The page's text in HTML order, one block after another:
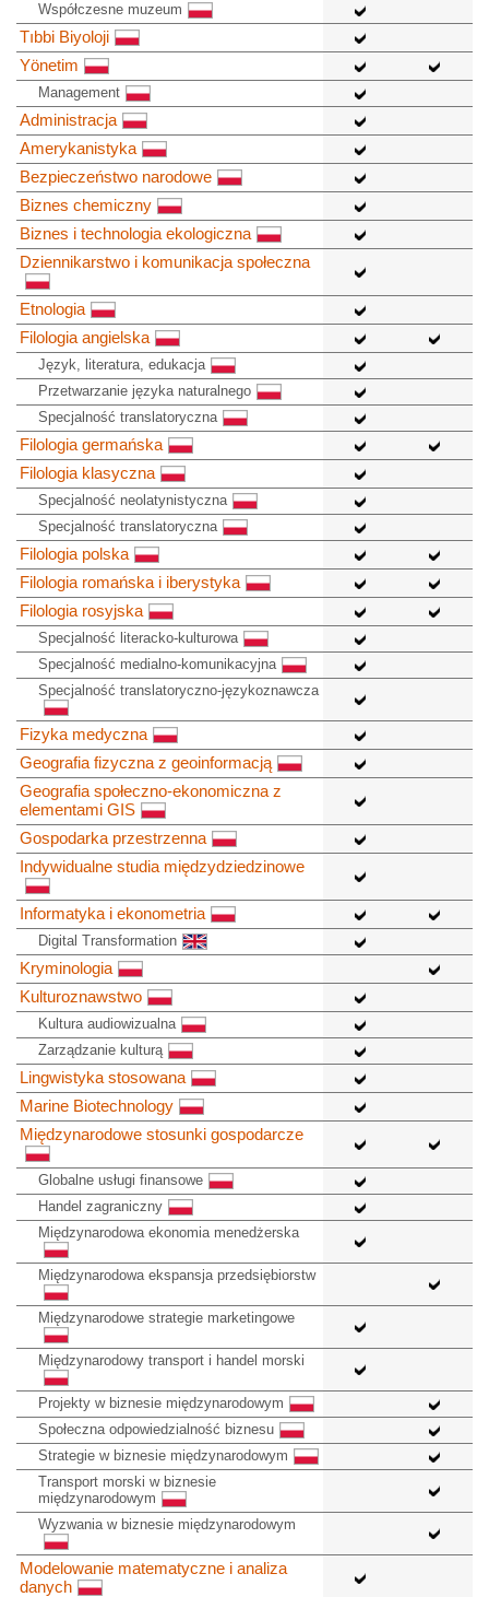
Współczesne muzeum
Tıbbi Biyoloji
Yönetim
Management
Administracja
Amerykanistyka
Bezpieczeństwo narodowe
Biznes chemiczny
Biznes i technologia ekologiczna
Dziennikarstwo i komunikacja społeczna
Etnologia
Filologia angielska
Język, literatura, edukacja
Przetwarzanie języka naturalnego
Specjalność translatoryczna
Filologia germańska
Filologia klasyczna
Specjalność neolatynistyczna
Specjalność translatoryczna
Filologia polska
Filologia romańska i iberystyka
Filologia rosyjska
Specjalność literacko-kulturowa
Specjalność medialno-komunikacyjna
Specjalność translatoryczno-językoznawcza
Fizyka medyczna
Geografia fizyczna z geoinformacją
Geografia społeczno-ekonomiczna z
elementami GIS
Gospodarka przestrzenna
Indywidualne studia międzydziedzinowe
Informatyka i ekonometria
Digital Transformation
Kryminologia
Kulturoznawstwo
Kultura audiowizualna
Zarządzanie kulturą
Lingwistyka stosowana
Marine Biotechnology
Międzynarodowe stosunki gospodarcze
Globalne usługi finansowe
Handel zagraniczny
Międzynarodowa ekonomia menedżerska
Międzynarodowa ekspansja przedsiębiorstw
Międzynarodowe strategie marketingowe
Międzynarodowy transport i handel morski
Projekty w biznesie międzynarodowym
Społeczna odpowiedzialność biznesu
Strategie w biznesie międzynarodowym
Transport morski w biznesie
międzynarodowym
Wyzwania w biznesie międzynarodowym
Modelowanie matematyczne i analiza
danych